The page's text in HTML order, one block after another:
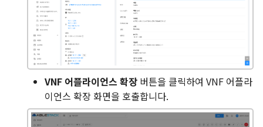
VNF 어플라이언스 확장 버튼을 클릭하여 VNF 어플라
이언스 확장 화면을 호출합니다.